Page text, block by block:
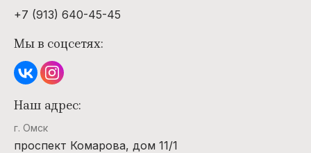
+7 (913) 640-45-45
Мы в соцсетях:
Наш адрес:
г. Омск
проспект Комарова, дом 11/1